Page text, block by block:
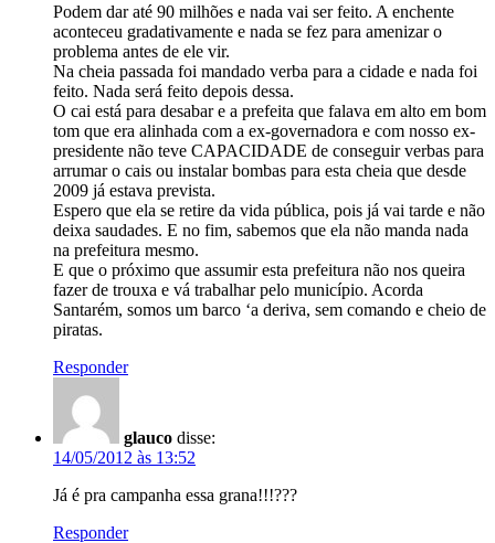
Podem dar até 90 milhões e nada vai ser feito. A enchente
aconteceu gradativamente e nada se fez para amenizar o
problema antes de ele vir.
Na cheia passada foi mandado verba para a cidade e nada foi
feito. Nada será feito depois dessa.
O cai está para desabar e a prefeita que falava em alto em bom
tom que era alinhada com a ex-governadora e com nosso ex-
presidente não teve CAPACIDADE de conseguir verbas para
arrumar o cais ou instalar bombas para esta cheia que desde
2009 já estava prevista.
Espero que ela se retire da vida pública, pois já vai tarde e não
deixa saudades. E no fim, sabemos que ela não manda nada
na prefeitura mesmo.
E que o próximo que assumir esta prefeitura não nos queira
fazer de trouxa e vá trabalhar pelo município. Acorda
Santarém, somos um barco ‘a deriva, sem comando e cheio de
piratas.
Responder
glauco disse:
14/05/2012 às 13:52
Já é pra campanha essa grana!!!???
Responder